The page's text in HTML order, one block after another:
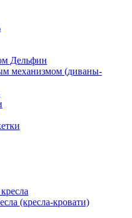
Дельфин
механизмом (диваны-
(кресла-кровати)